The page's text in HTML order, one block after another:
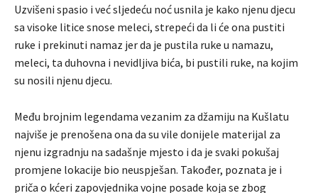
Uzvišeni spasio i već sljedeću noć usnila je kako njenu djecu
sa visoke litice snose meleci, strepeći da li će ona pustiti
ruke i prekinuti namaz jer da je pustila ruke u namazu,
meleci, ta duhovna i nevidljiva bića, bi pustili ruke, na kojim
su nosili njenu djecu.
Među brojnim legendama vezanim za džamiju na Kušlatu
najviše je prenošena ona da su vile donijele materijal za
njenu izgradnju na sadašnje mjesto i da je svaki pokušaj
promjene lokacije bio neuspješan. Također, poznata je i
priča o kćeri zapovjednika vojne posade koja se zbog